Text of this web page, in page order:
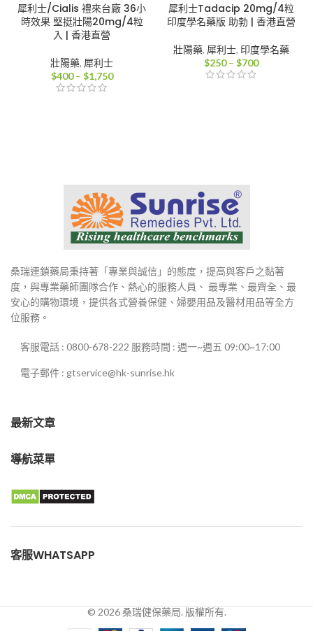
犀利士/Cialis 禮來台廠 36小
時效果 堅挺壯陽20mg/4粒
入 | 香港直營
壯陽藥, 犀利士
$400 – $1,750價
犀利士Tadacip 20mg/4粒
印度學名藥版 助勃 | 香港直營
壯陽藥, 犀利士, 印度學名藥
$250 – $700價
桑瑞連鎖藥局秉持著「專業與誠信」的態度，提高與客戶之黏著
度，與專業藥師團隊合作、熱心的服務人員、 最專業、最齊全、最
安心的購物環境，提供各式營養保健、婦嬰用品及醫材用品等全方
位服務。
客服電話 : 0800-678-222 服務時間 : 週一~週五 09:00~17:00
電子郵件 : gtservice@hk-sunrise.hk
最新文章
導航菜單
客服WHATSAPP
© 2026 桑瑞健保藥局. 版權所有.